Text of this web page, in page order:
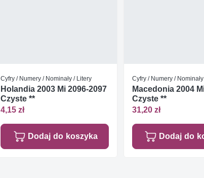
Cyfry / Numery / Nominały / Litery
Holandia 2003 Mi 2096-2097
Czyste **
4,15 zł
Dodaj do koszyka
Cyfry / Numery /
Macedonia 2004
Czyste **
31,20 zł
Dodaj do